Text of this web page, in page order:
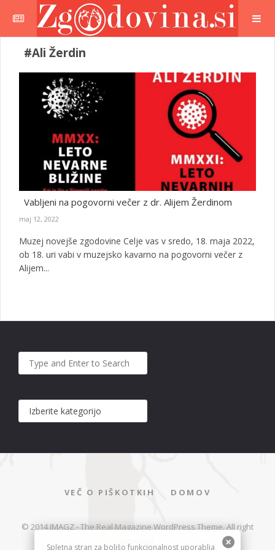
#Ali Žerdin
Vabljeni na pogovorni večer z dr. Alijem Žerdinom
maj 12, 2022
Muzej novejše zgodovine Celje vas v sredo, 18. maja 2022,
ob 18. uri vabi v muzejsko kavarno na pogovorni večer z
Alijem...
VEČ O PIŠKOTKIH DOMOV
© 2014 JMAGZ - The Real Magazine WordPress Theme. All right
Spletna stran za boljšo funkcionalnost uporablja